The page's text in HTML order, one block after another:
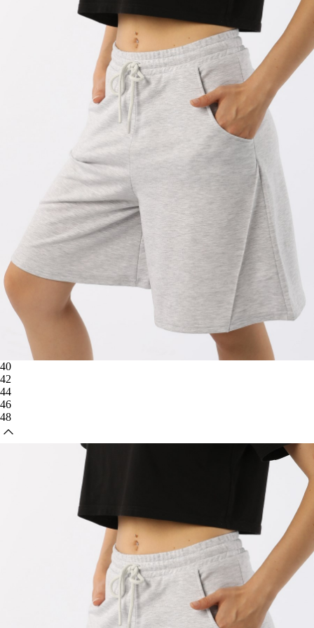
40
42
44
46
48